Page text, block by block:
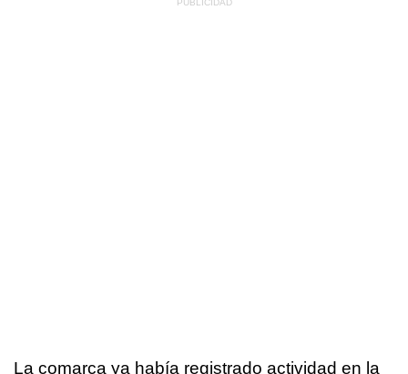
La comarca ya había registrado actividad en la